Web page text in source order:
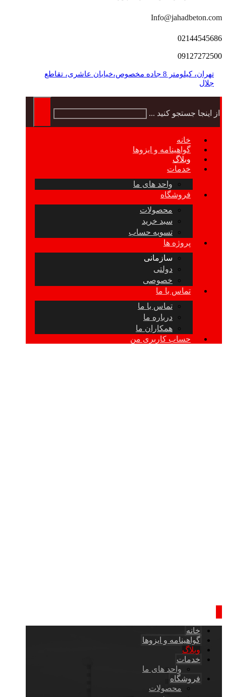
Info@jahadbeton.com
02144545686
09127272500
تهران، کیلومتر 8 جاده مخصوص،خیابان عاشری، تقاطع
جلال
از اینجا جستجو کنید ...
خانه
گواهینامه و ایزوها
وبلاگ
خدمات
واحد های ما
فروشگاه
محصولات
سبد خرید
تسویه حساب
پروژه ها
سازمانی
دولتی
خصوصی
تماس با ما
تماس با ما
درباره ما
همکاران ما
حساب کاربری من
خانه
گواهینامه و ایزوها
وبلاگ
خدمات
واحد های ما
فروشگاه
محصولات